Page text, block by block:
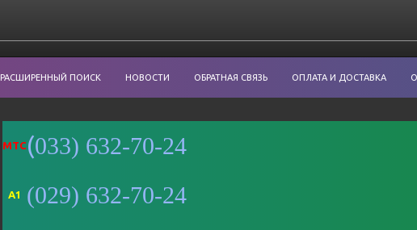
РАСШИРЕННЫЙ ПОИСК НОВОСТИ ОБРАТНАЯ СВЯЗЬ ОПЛАТА И ДОСТАВКА
MTC (033) 632-70-24
A1 (029) 632-70-24